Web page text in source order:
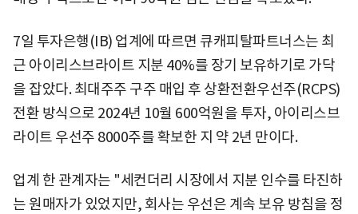
7일 투자은행(IB) 업계에 따르면 큐캐피탈파트너스는 최
근 아이리스브라이트 지분 40%를 장기 보유하기로 가닥
을 잡았다. 최대주주 구주 매입 후 상환전환우선주(RCPS)
전환 방식으로 2024년 10월 600억원을 투자, 아이리스브
라이트 우선주 8000주를 확보한 지 약 2년 만이다.
업계 한 관계자는 "세컨더리 시장에서 지분 인수를 타진하
는 원매자가 있었지만, 회사는 우선은 계속 보유 방침을 정